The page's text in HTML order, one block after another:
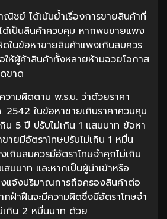
ชย์ ได้เน้นย้ำเรื่องการขายสินค้าที่
ด้เป็นสินค้าควบคุม หากพบขายแพง
ในข้อหาขายสินค้าแพงเกินสมควร
ห้ผู้ค้าสินค้าทั้งหลายห้ามฉวยโอกาส
ขาด
วามผิดตาม พ.ร.บ. ว่าด้วยราคา
2542 ในข้อหาขายเกินราคาควบคุม
กิน 5 ปี ปรับไม่เกิน 1 แสนบาท ข้อหา
ายมีอัตราโทษปรับไม่เกิน 1 หมื่น
เกินสมควรมีอัตราโทษจำคุกไม่เกิน
นบาท และหากเป็นผู้นำเข้าหรือ
แจ้งปริมาณการถือครองสินค้าต่อ
กฝ่าฝืนจะมีความผิดซึ่งมีอัตราโทษจำ
เกิน 2 หมื่นบาท ด้วย